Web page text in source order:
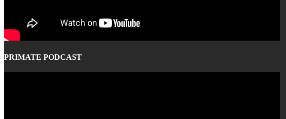
PRIMATE PODCAST